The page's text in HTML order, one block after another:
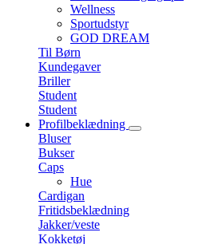
Wellness
Sportudstyr
GOD DREAM
Til Børn
Kundegaver
Briller
Student
Student
Profilbeklædning
Bluser
Bukser
Caps
Hue
Cardigan
Fritidsbeklædning
Jakker/veste
Kokketøj